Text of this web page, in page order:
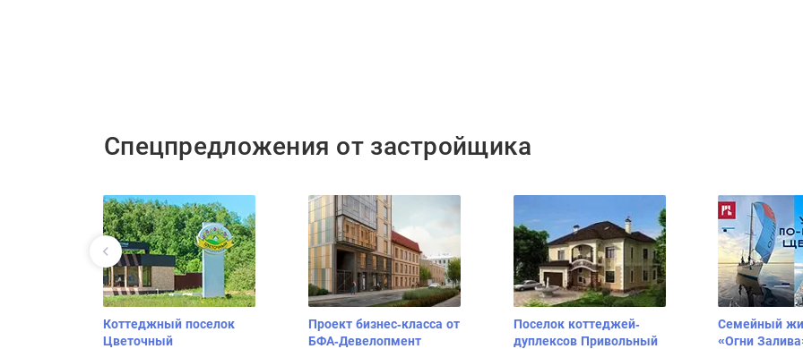
Спецпредложения от застройщика
Коттеджный поселок
Цветочный
Проект бизнес-класса от
БФА-Девелопмент
Поселок коттеджей-
дуплексов Привольный
Семейный
«Огни